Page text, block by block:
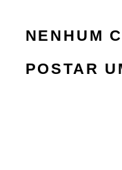
NENHUM
POSTAR